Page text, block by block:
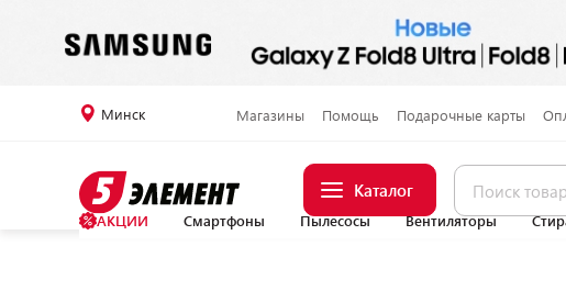
Минск Магазины Помощь Подарочные карты
Каталог
АКЦИИ Смартфоны Пылесосы Вентиляторы